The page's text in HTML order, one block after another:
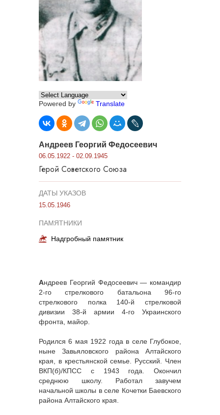
Powered by Translate
Андреев Георгий Федосеевич
06.05.1922 - 02.09.1945
Герой Советского Союза
ДАТЫ УКАЗОВ
15.05.1946
ПАМЯТНИКИ
Надгробный памятник
Андреев Георгий Федосеевич — командир
2-го стрелкового батальона 96-го
стрелкового полка 140-й стрелковой
дивизии 38-й армии 4-го Украинского
фронта, майор.
Родился 6 мая 1922 года в селе Глубокое,
ныне Завьяловского района Алтайского
края, в крестьянской семье. Русский. Член
ВКП(б)/КПСС с 1943 года. Окончил
среднюю школу. Работал завучем
начальной школы в селе Кочетки Баевского
района Алтайского края.